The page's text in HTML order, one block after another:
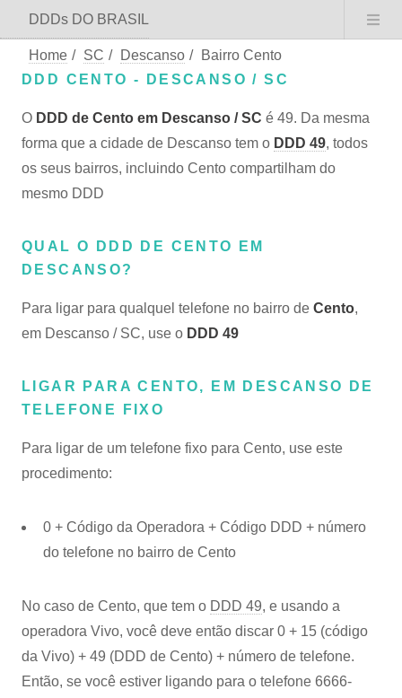
DDDs DO BRASIL
Home / SC / Descanso /
Bairro Cento
DDD CENTO - DESCANSO / SC
O DDD de Cento em Descanso / SC é 49. Da mesma
forma que a cidade de Descanso tem o DDD 49, todos
os seus bairros, incluindo Cento compartilham do
mesmo DDD
QUAL O DDD DE CENTO EM
DESCANSO?
Para ligar para qualquel telefone no bairro de Cento,
em Descanso / SC, use o DDD 49
LIGAR PARA CENTO, EM DESCANSO DE
TELEFONE FIXO
Para ligar de um telefone fixo para Cento, use este
procedimento:
0 + Código da Operadora + Código DDD + número
do telefone no bairro de Cento
No caso de Cento, que tem o DDD 49, e usando a
operadora Vivo, você deve então discar 0 + 15 (código
da Vivo) + 49 (DDD de Cento) + número de telefone.
Então, se você estiver ligando para o telefone 6666-